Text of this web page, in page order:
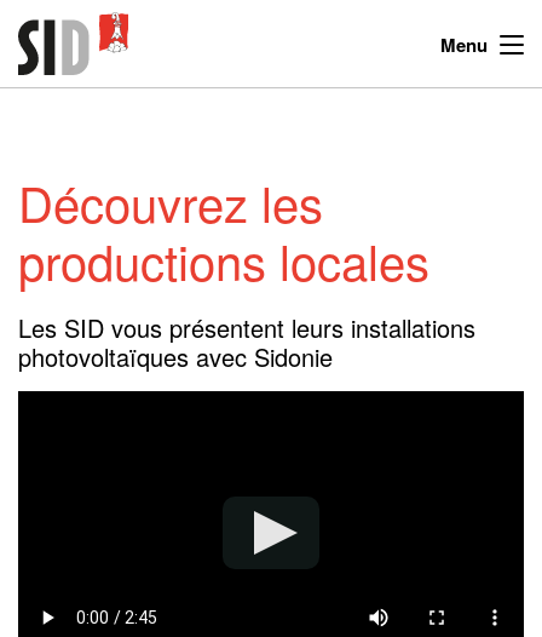
Menu
Découvrez les
productions locales
Les SID vous présentent leurs installations
photovoltaïques avec Sidonie